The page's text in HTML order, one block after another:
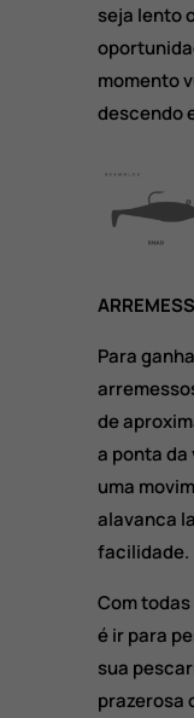
seja lento
momento
descendo
Para
de
a ponta da
uma
alavanca
facilidade.
Com
é ir para
sua
prazerosa